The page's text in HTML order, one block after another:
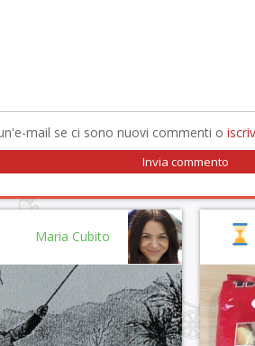
mail se ci sono nuovi commenti o
Maria Cubito